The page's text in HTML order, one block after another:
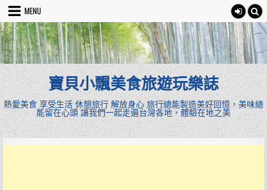
Skip
content
MENU
寶貝小飄美食旅遊玩樂誌
熱愛美食 享受生活 休憩旅行 解放身心 旅行總能製造美好回憶，美味總
能留在心頭 讓我們一起走遍台灣各地，體驗在地之美